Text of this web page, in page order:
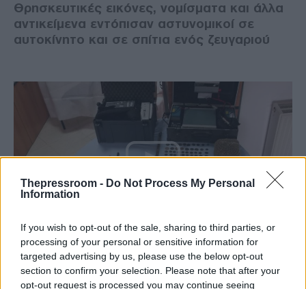
Thepressroom - Do Not Process My Personal
Information
If you wish to opt-out of the sale, sharing to third parties, or
processing of your personal or sensitive information for
targeted advertising by us, please use the below opt-out
section to confirm your selection. Please note that after your
opt-out request is processed you may continue seeing
Θρησκευτικές εικόνες, νομίσματα και άλλα
αντικείμενα εντόπισαν αστυνομικοί σε
αυτοκίνητο και σε σπίτια ενός ζευγαριού
ΕΛΛΑΔΑ
19/04/2017 - 19:39